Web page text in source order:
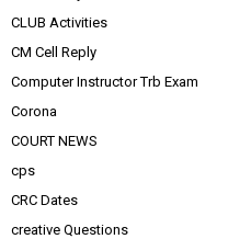
CLUB Activities
CM Cell Reply
Computer Instructor Trb Exam
Corona
COURT NEWS
cps
CRC Dates
creative Questions